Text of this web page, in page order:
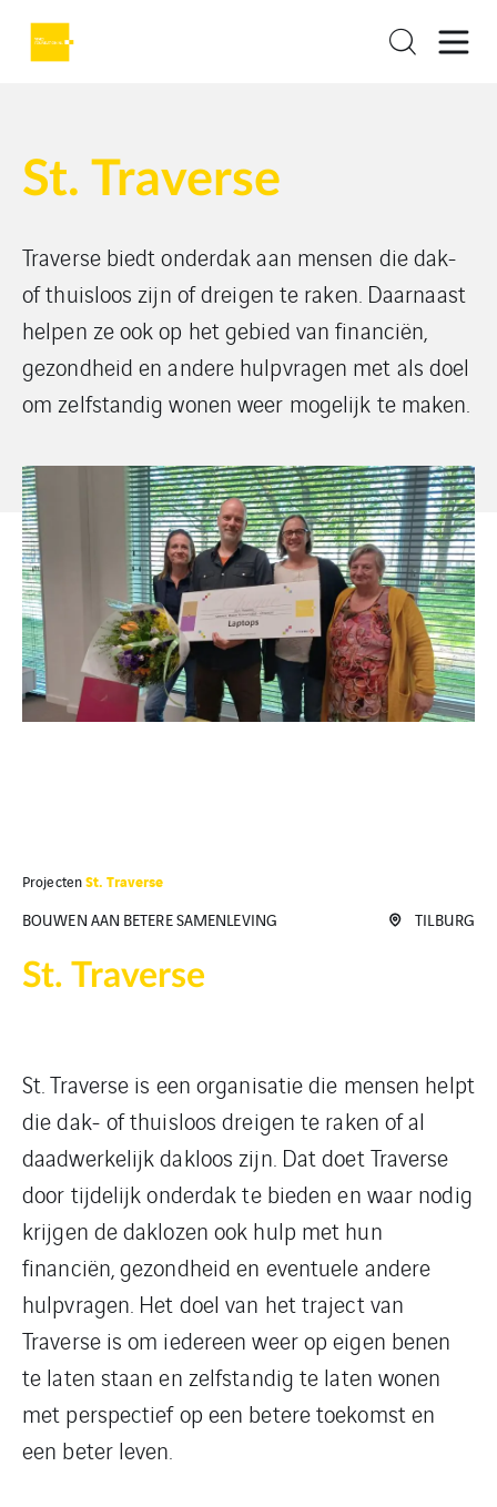
St. Traverse
Traverse biedt onderdak aan mensen die dak-
of thuisloos zijn of dreigen te raken. Daarnaast
helpen ze ook op het gebied van financiën,
gezondheid en andere hulpvragen met als doel
om zelfstandig wonen weer mogelijk te maken.
ProjectenSt. Traverse
BOUWEN AAN BETERE SAMENLEVING
TILBURG
St. Traverse
St. Traverse is een organisatie die mensen helpt
die dak- of thuisloos dreigen te raken of al
daadwerkelijk dakloos zijn. Dat doet Traverse
door tijdelijk onderdak te bieden en waar nodig
krijgen de daklozen ook hulp met hun
financiën, gezondheid en eventuele andere
hulpvragen. Het doel van het traject van
Traverse is om iedereen weer op eigen benen
te laten staan en zelfstandig te laten wonen
met perspectief op een betere toekomst en
een beter leven.